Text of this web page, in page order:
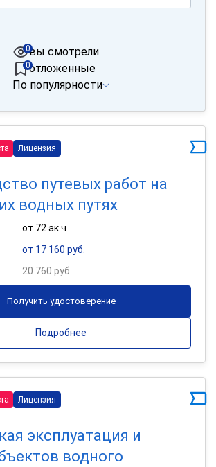
вы смотрели
0
отложенные
0
По популярности
Лицензия
путевых работ на
водных путях
от 72 ак.ч
от 17 160 руб.
20 760 руб.
Получить удостоверение
Подробнее
Лицензия
эксплуатация и
водного